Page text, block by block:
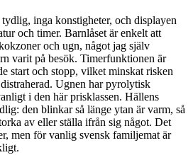
inga konstigheter, och displayen
och timer. Barnlåset är enkelt att
och ugn, något jag själv
varit på besök. Timerfunktionen är
start och stopp, vilket minskat risken
Ugnen har pyrolytisk
i den här prisklassen. Hällens
den blinkar så länge ytan är varm, så
av eller ställa ifrån sig något. Det
men för vanlig svensk familjemat är